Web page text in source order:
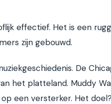
effectief. Het is een
zijn gebouwd.
De
het platteland. Muddy
een versterker. Het